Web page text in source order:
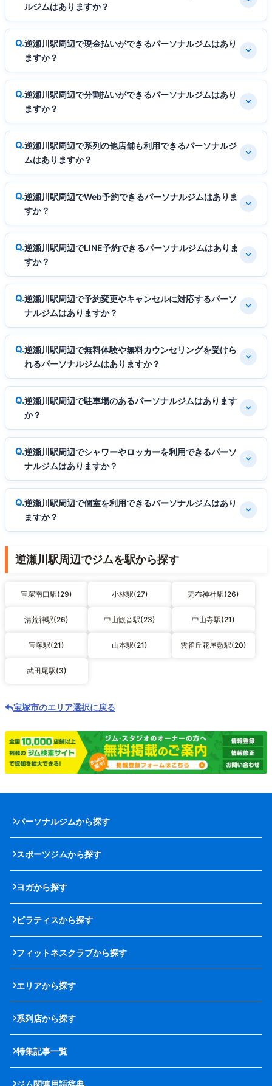
ルジムはありますか？
逆瀬川駅周辺で現金払いができるパーソナルジムはあり
ますか？
逆瀬川駅周辺で分割払いができるパーソナルジムはあり
ますか？
逆瀬川駅周辺で系列の他店舗も利用できるパーソナルジ
ムはありますか？
逆瀬川駅周辺でWeb予約できるパーソナルジムはありま
すか？
逆瀬川駅周辺でLINE予約できるパーソナルジムはありま
すか？
逆瀬川駅周辺で予約変更やキャンセルに対応するパーソ
ナルジムはありますか？
逆瀬川駅周辺で無料体験や無料カウンセリングを受けら
れるパーソナルジムはありますか？
逆瀬川駅周辺で駐車場のあるパーソナルジムはあります
か？
逆瀬川駅周辺でシャワーやロッカーを利用できるパーソ
ナルジムはありますか？
逆瀬川駅周辺で個室を利用できるパーソナルジムはあり
ますか？
逆瀬川駅周辺でジムを駅から探す
宝塚南口駅(29) 小林駅(27) 売布神社駅(26)
清荒神駅(26) 中山観音駅(23) 中山寺駅(21)
宝塚駅(21) 山本駅(21) 雲雀丘花屋敷駅(20)
武田尾駅(3)
宝塚市のエリア選択に戻る
パーソナルジムから探す
スポーツジムから探す
ヨガから探す
ピラティスから探す
フィットネスクラブから探す
エリアから探す
系列店から探す
特集記事一覧
ジム関連用語辞典